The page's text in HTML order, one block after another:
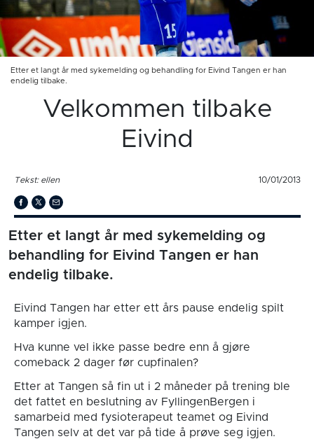
Etter et langt år med sykemelding og behandling for Eivind Tangen er han
endelig tilbake.
Velkommen tilbake
Eivind
Tekst: ellen 10/01/2013
Etter et langt år med sykemelding og
behandling for Eivind Tangen er han
endelig tilbake.
Eivind Tangen har etter ett års pause endelig spilt
kamper igjen.
Hva kunne vel ikke passe bedre enn å gjøre
comeback 2 dager før cupfinalen?
Etter at Tangen så fin ut i 2 måneder på trening ble
det fattet en beslutning av FyllingenBergen i
samarbeid med fysioterapeut teamet og Eivind
Tangen selv at det var på tide å prøve seg igjen.